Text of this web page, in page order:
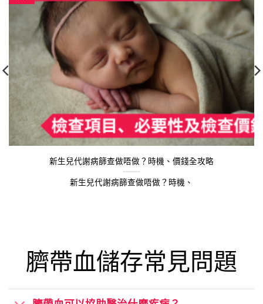
新生兒代謝病篩查做唔做？時機、價錢全攻略
新生兒代謝病篩查做唔做？時機、
臍帶血儲存常見問題